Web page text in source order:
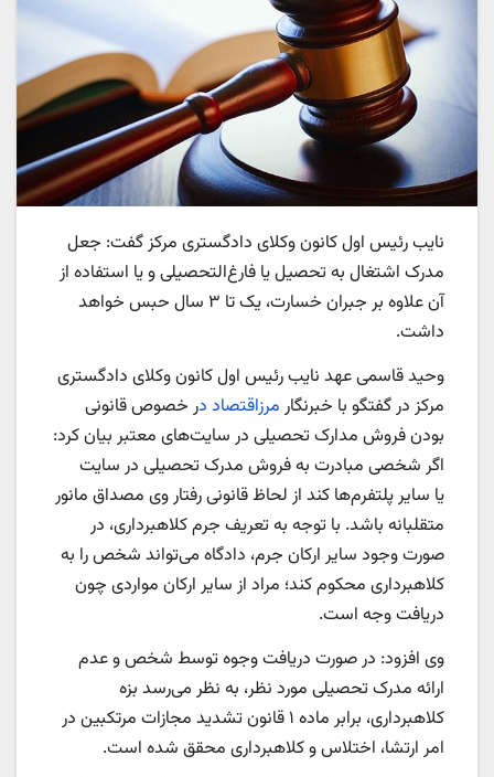
نایب رئیس اول کانون وکلای دادگستری مرکز گفت: جعل
مدرک اشتغال به تحصیل یا فارغ‌التحصیلی و یا استفاده از
آن علاوه بر جبران خسارت، یک تا ۳ سال حبس خواهد
داشت.
وحید قاسمی عهد نایب رئیس اول کانون وکلای دادگستری
مرکز در گفتگو با خبرنگار مرزاقتصاد در خصوص قانونی
بودن فروش مدارک تحصیلی در سایت‌های معتبر بیان کرد:
اگر شخصی مبادرت به فروش مدرک تحصیلی در سایت
یا سایر پلتفرم‌ها کند از لحاظ قانونی رفتار وی مصداق مانور
متقلبانه باشد. با توجه به تعریف جرم کلاهبرداری، در
صورت وجود سایر ارکان جرم، دادگاه می‌تواند شخص را به
کلاهبرداری محکوم کند؛ مراد از سایر ارکان مواردی چون
دریافت وجه است.
وی افزود: در صورت دریافت وجوه توسط شخص و عدم
ارائه مدرک تحصیلی مورد نظر، به نظر می‌رسد بزه
کلاهبرداری، برابر ماده ۱ قانون تشدید مجازات مرتکبین در
امر ارتشا، اختلاس و کلاهبرداری محقق شده است.